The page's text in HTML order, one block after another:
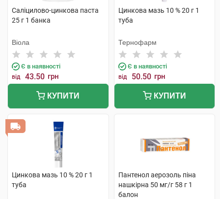
Саліцилово-цинкова паста
25 г 1 банка
Віола
Є в наявності
від 43.50 грн
КУПИТИ
Цинкова мазь 10 % 20 г 1
туба
Тернофарм
Є в наявності
від 50.50 грн
КУПИТИ
Цинкова мазь 10 % 20 г 1
туба
Пантенол аерозоль піна
нашкірна 50 мг/г 58 г 1
балон